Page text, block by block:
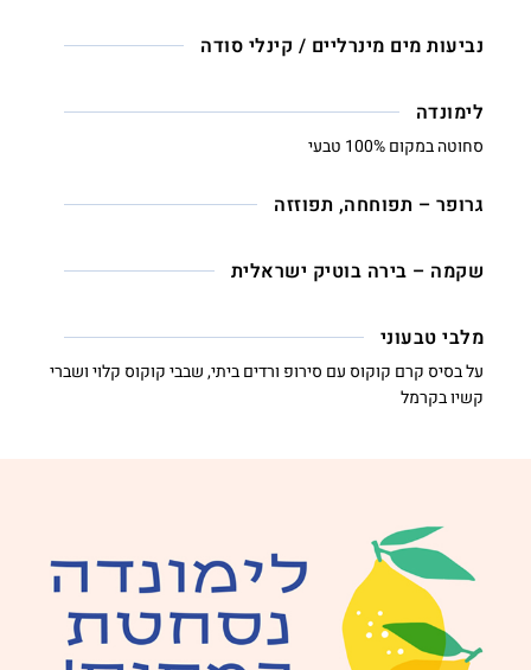
נביעות מים מינרליים / קינלי סודה
לימונדה
סחוטה במקום 100% טבעי
גרופר – תפוחחה, תפוזזה
שקמה – בירה בוטיק ישראלית
מלבי טבעוני
על בסיס קרם קוקוס עם סירופ ורדים ביתי, שבבי קוקוס קלוי ושברי
קשיו בקרמל